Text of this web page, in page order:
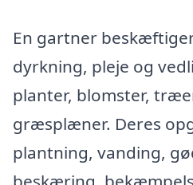
En gartner
dyrkning, pleje og
planter, blomster,
græsplæner. Deres
plantning, vanding,